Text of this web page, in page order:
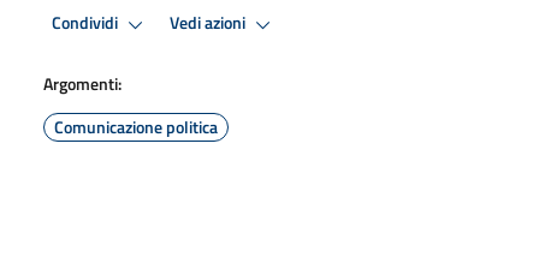
Condividi Vedi azioni
Argomenti:
Comunicazione politica